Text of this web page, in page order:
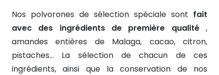
Nos polvorones de sélection spéciale sont fait
avec des ingrédients de première qualité,
amandes entières de Malaga, cacao, citron,
pistaches… La sélection de chacun de ces
ingrédients, ainsi que la conservation de nos